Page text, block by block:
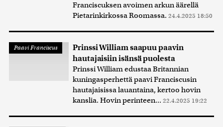
Franciscuksen avoimen arkun äärellä
Pietarinkirkossa Roomassa. 24.4.2025 18:50
Paavi Franciscus
Prinssi William saapuu paavin
hautajaisiin isänsä puolesta
Prinssi William edustaa Britannian
kuningasperhettä paavi Franciscusin
hautajaisissa lauantaina, kertoo hovin
kanslia. Hovin perinteen... 22.4.2025 19:22